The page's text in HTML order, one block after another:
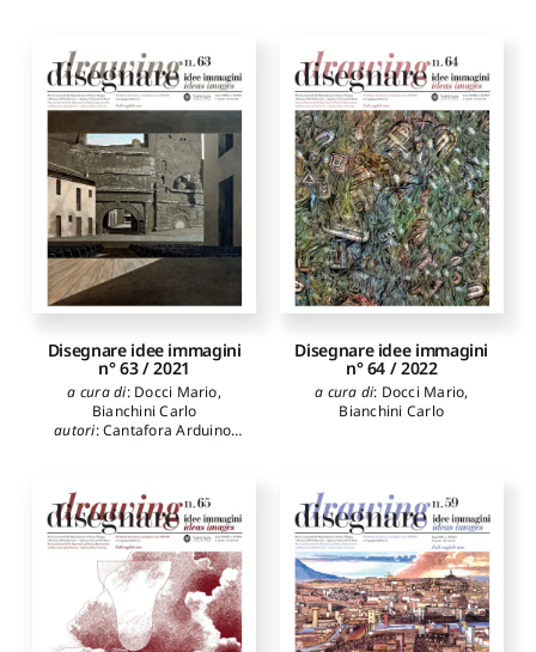
Daniel
Menchetelli Valeria,Marcos
Carlos L.,Spallone Roberta,
Carazo Eduardo ,Liva
Clini Paolo
Quattrini Ramona,Angeloni
Renato,D'Alessio Mirco,
Cappucci Rosalba ,Bianchini
Carlo,Docci Mario,Giancotti
Alfonso,Grimaldi Andrea
Mansure Adil,Luarasi
Skender
Alfonso
Ribichini Luca,Tarquini
Lorenzo,Valcerca Ivan,
Martínez Mindeguía
Francisco,Molina-Siles
Pedro,Barros Costa Hugo
Disegnare idee immagini
n° 63 / 2021
a cura di: Docci Mario,
Bianchini Carlo
autori:Cantafora Arduino,
Fabrizio Ivan
de la Torre Irene,Llopis
Verdú Jorge,Serra Juan,
Torres Ana,Marotta Anna,
Netti Rossana,Domenici
Giorgio,Nespeca Romina,
Porfiri Francesca,Senatore
Luca James,Zammerini
Massimo
Disegnare idee immagini
n° 64 / 2022
a cura di: Docci Mario,
Bianchini Carlo